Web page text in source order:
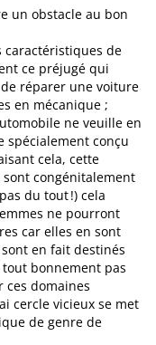
un obstacle au bon
caractéristiques de
ce préjugé qui
réparer une voiture
en mécanique ;
ne veuille en
spécialement conçu
cela, cette
sont congénitalement
du tout !) cela
ne pourront
car elles en sont
en fait destinés
tout bonnement pas
ces domaines
cercle vicieux se met
de genre de